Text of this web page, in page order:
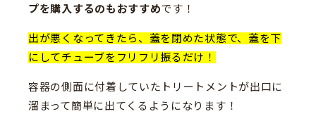
プを購入するのもおすすめです！
出が悪くなってきたら、蓋を閉めた状態で、蓋を下
にしてチューブをフリフリ振るだけ！
容器の側面に付着していたトリートメントが出口に
溜まって簡単に出てくるようになります！